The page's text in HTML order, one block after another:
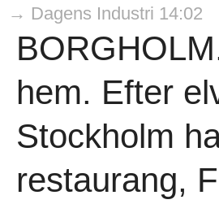
→ Dagens Industri 14:02
hem. Efter
Stockholm
restaurang,